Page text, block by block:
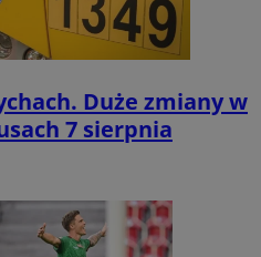
Duże zmiany w
7 sierpnia